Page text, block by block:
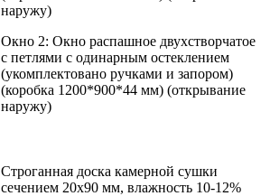
наружу)
Окно 2: Окно распашное двухстворчатое
с петлями с одинарным остеклением
(укомплектовано ручками и запором)
(коробка 1200*900*44 мм) (открывание
наружу)
Строганная доска камерной сушки
сечением 20х90 мм, влажность 10-12%